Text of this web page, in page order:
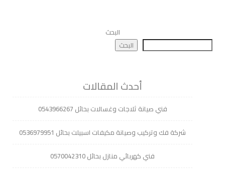
البحث
البحث
أحدث المقالات
فني صيانة ثلاجات وغسالات بحائل 0543966267
شركة فك وتركيب وصيانة مكيفات اسبيلت بحائل 0536979951
فني كهربائي منازل بحائل 0570042310